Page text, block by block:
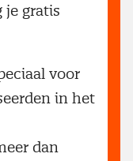
je gratis
voor
in het
dan